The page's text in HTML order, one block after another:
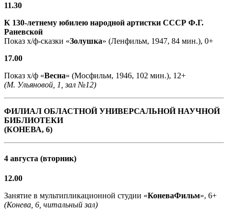
11.30
К 130-летнему юбилею народной артистки СССР Ф.Г.
Раневской
Показ х/ф-сказки «Золушка» (Ленфильм, 1947, 84 мин.), 0+
17.00
Показ х/ф «Весна» (Мосфильм, 1946, 102 мин.), 12+
(М. Ульяновой, 1, зал №12)
ФИЛИАЛ ОБЛАСТНОЙ УНИВЕРСАЛЬНОЙ НАУЧНОЙ
БИБЛИОТЕКИ
(КОНЕВА, 6)
4 августа (вторник)
12.00
Занятие в мультипликационной студии «КоневаФильм», 6+
(Конева, 6, читальный зал)